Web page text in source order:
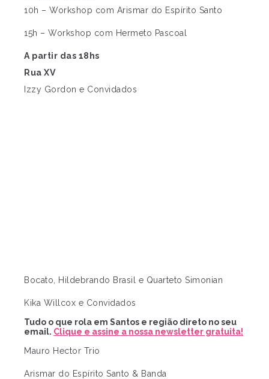
10h – Workshop com Arismar do Espírito Santo
15h – Workshop com Hermeto Pascoal
A partir das 18hs
Rua XV
Izzy Gordon e Convidados
Bocato, Hildebrando Brasil e Quarteto Simonian
Kika Willcox e Convidados
Tudo o que rola em Santos e região direto no seu
email. Clique e assine a nossa newsletter gratuita!
Mauro Hector Trio
Arismar do Espírito Santo & Banda